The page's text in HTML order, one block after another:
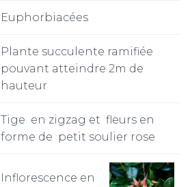
Euphorbiacées
Plante succulente ramifiée
pouvant atteindre 2m de
hauteur
Tige en zigzag et fleurs en
forme de petit soulier rose
Inflorescence en